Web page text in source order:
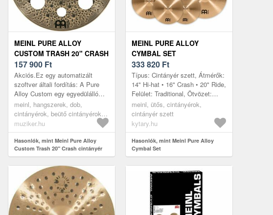
MEINL PURE ALLOY
CUSTOM TRASH 20" CRASH
CINTÁNYÉR
157 900 Ft
Akciós.Ez egy automatizált
szoftver általi fordítás: A Pure
Alloy Custom egy egyedülálló
sorozat, amely lágy hangszínt,
nagyszerű érzést a kalapács
alatt ...
meinl, hangszerek, dob,
cintányérok, beütő cintányérok -
crash
muziker.hu
Hasonlók, mint Meinl Pure Alloy
Custom Trash 20" Crash cintányér
MEINL PURE ALLOY
CYMBAL SET
333 820 Ft
Típus: Cintányér szett, Átmérők:
14" Hi-hat • 16" Crash • 20" Ride,
Felület: Traditional, Ötvözet:
Pure Alloy, Súlykategória:
Medium, Gyártás helye...
meinl, ütős, cintányérok,
cintányér szett
kytary.hu
Hasonlók, mint Meinl Pure Alloy
Cymbal Set